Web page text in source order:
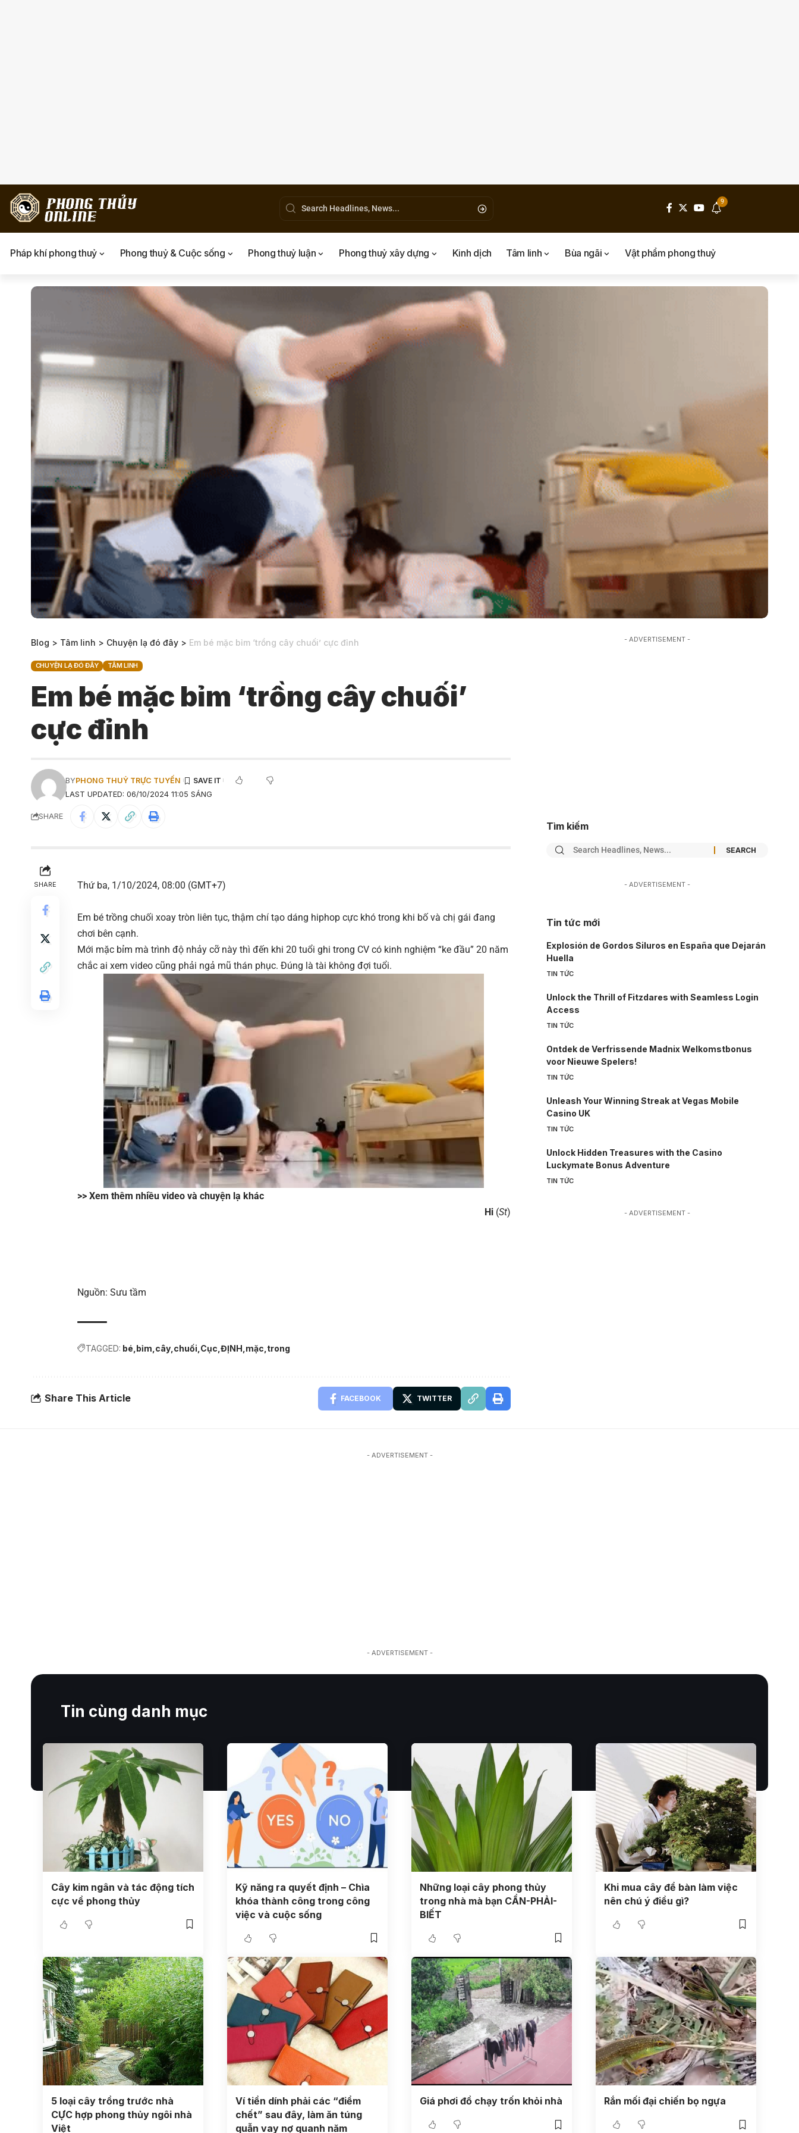
9
Pháp khí phong thuỷ Phong thuỷ & Cuộc sống Phong thuỷ luận Phong thuỷ xây dựng Kinh dịch Tâm linh Bùa ngãi Vật phẩm phong thuỷ
Blog > Tâm linh > Chuyện lạ đó đây > Em bé mặc bỉm ‘trồng cây chuối’ cực đỉnh
CHUYỆN LẠ ĐÓ ĐÂY TÂM LINH
Em bé mặc bỉm ‘trồng cây chuối’
cực đỉnh
LAST UPDATED: 06/10/2024 11:05 SÁNG
BYPHONG THUỶ TRỰC TUYẾN
SHARE
SHARE Thứ ba, 1/10/2024, 08:00 (GMT+7)
Em bé trồng chuối xoay tròn liên tục, thậm chí tạo dáng hiphop cực khó trong khi bố và chị gái đang
chơi bên cạnh.
Mới mặc bỉm mà trình độ nhảy cỡ này thì đến khi 20 tuổi ghi trong CV có kinh nghiệm “ke đầu” 20 năm
chắc ai xem video cũng phải ngả mũ thán phục. Đúng là tài không đợi tuổi.
>> Xem thêm nhiều video và chuyện lạ khác
Hi(St)
Nguồn: Sưu tầm
TAGGED: bé bỉm cây chuối Cục ĐỊNH mặc trong
Share This Article FACEBOOK TWITTER
- ADVERTISEMENT -
Tìm kiếm
- ADVERTISEMENT -
Tin tức mới
Explosión de Gordos Siluros en España que Dejarán
Huella
TIN TỨC
Unlock the Thrill of Fitzdares with Seamless Login
Access
TIN TỨC
Ontdek de Verfrissende Madnix Welkomstbonus
voor Nieuwe Spelers!
TIN TỨC
Unleash Your Winning Streak at Vegas Mobile
Casino UK
TIN TỨC
Unlock Hidden Treasures with the Casino
Luckymate Bonus Adventure
TIN TỨC
- ADVERTISEMENT -
- ADVERTISEMENT -
- ADVERTISEMENT -
Tin cùng danh mục
Cây kim ngân và tác động tích
cực về phong thủy
Kỹ năng ra quyết định – Chìa
khóa thành công trong công
việc và cuộc sống
Những loại cây phong thủy
trong nhà mà bạn CẦN-PHẢI-
BIẾT
Khi mua cây để bàn làm việc
nên chú ý điều gì?
5 loại cây trồng trước nhà
CỰC hợp phong thủy ngôi nhà
Việt
Ví tiền dính phải các “điểm
chết” sau đây, làm ăn túng
quẫn vay nợ quanh năm
Giá phơi đồ chạy trốn khỏi nhà Rắn mối đại chiến bọ ngựa